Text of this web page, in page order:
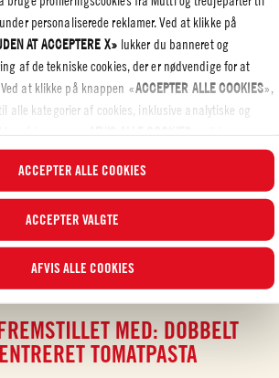
personaliserede reklamer. Ved at klikke på
AT ACCEPTERE X» lukker du banneret og
af de tekniske cookies, der er nødvendige for at
at klikke på knappen «ACCEPTER ALLE COOKIES»,
alle kategorier af cookies, inklusive analytiske og
statistiske cookies blive aktiveret.
eller fravælge de kategorier af cookies, du ønsker
af de specifikke flueben og ved at klikke på knappen
Du kan til enhver tid vælge, hvilke cookies du vil give
opdaterede liste over cookierne i
kan du læse vores
ACCEPTER ALLE COOKIES
ACCEPTER VALGTE
AFVIS ALLE COOKIES
ITALIENSK MAD FAMILIE
MED DINE VENNER
MED: DOBBELT
TOMATPASTA